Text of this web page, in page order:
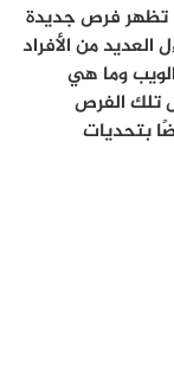
تظهر فرص جديدة
العديد من الأفراد
وما هي
تلك الفرص
بتحديات